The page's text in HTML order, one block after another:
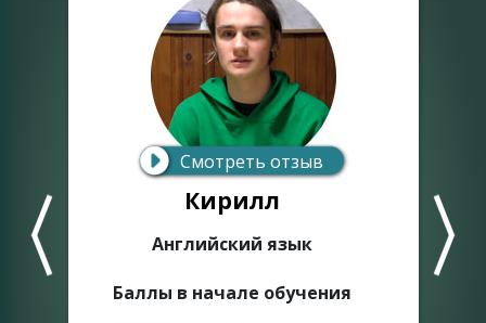
Смотреть отзыв
Кирилл
Английский язык
Баллы в начале обучения